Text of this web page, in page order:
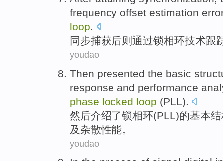
frequency offset estimation
loop.
同步捕获后则 通过锁相环技术跟
youdao
Then presented the basic
response and performance
phase locked loop (PLL ).
然后介绍了锁相环(PLL)的基本
及 杂散性能。
youdao